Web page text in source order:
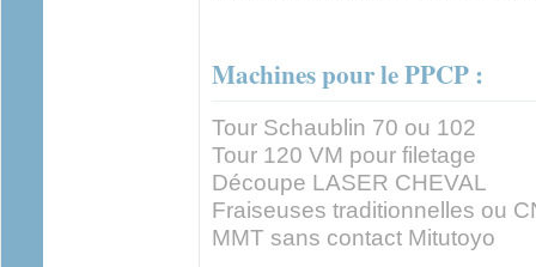
Machines pour le PPCP :
Tour Schaublin 70 ou 102
Tour 120 VM pour filetage
Découpe LASER CHEVAL
Fraiseuses traditionnelles ou
MMT sans contact Mitutoyo